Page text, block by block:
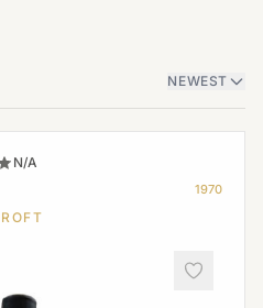
NEWEST
N/A
1970